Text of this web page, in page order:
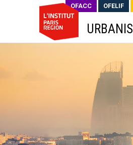
OFACC OFELIF